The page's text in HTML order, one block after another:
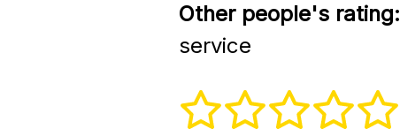
Other people's rating:
service